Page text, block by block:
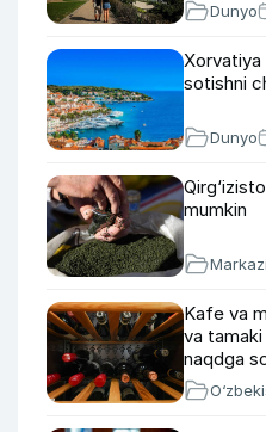
Dunyo
Xorvatiya
sotishni
Dunyo
mumkin
Kafe va
va tamaki
naqdga